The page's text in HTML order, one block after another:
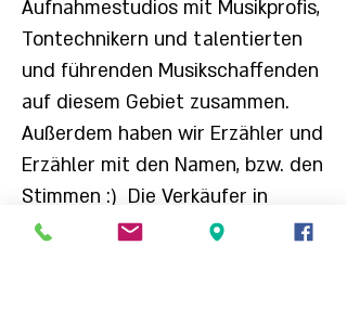
Aufnahmestudios mit Musikprofis,
Tontechnikern und talentierten
und führenden Musikschaffenden
auf diesem Gebiet zusammen.
Außerdem haben wir Erzähler und
Erzähler mit den Namen, bzw. den
Stimmen :) Die Verkäufer in
Israel.